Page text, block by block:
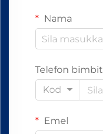
Nama
Telefon bimbit
Kod
Emel